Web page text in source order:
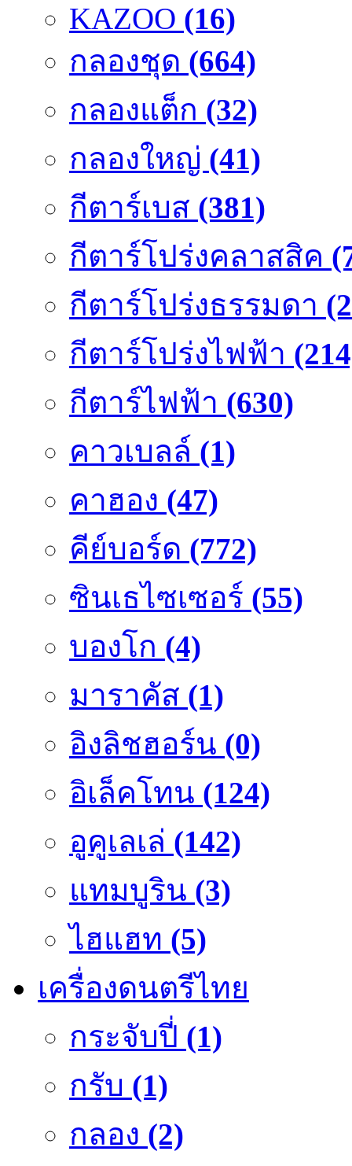
KAZOO (16)
กลองชุด (664)
กลองแต็ก (32)
กลองใหญ่ (41)
กีตาร์เบส (381)
กีตาร์โปร่งคลาสสิค
กีตาร์โปร่งธรรมดา
กีตาร์โปร่งไฟฟ้า
กีตาร์ไฟฟ้า (630)
คาวเบลล์ (1)
คาฮอง (47)
คีย์บอร์ด (772)
ซินเธไซเซอร์ (55)
บองโก (4)
มาราคัส (1)
อิงลิชฮอร์น (0)
อิเล็คโทน (124)
อูคูเลเล่ (142)
แทมบูริน (3)
ไฮแฮท (5)
เครื่องดนตรีไทย
กระจับปี่ (1)
กรับ (1)
กลอง (2)